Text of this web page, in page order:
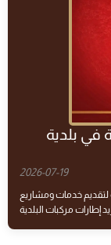
في بلدية
2026-07-19
لتقديم خدمات ومشاريع